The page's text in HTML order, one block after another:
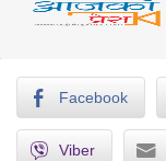
Facebook
Viber